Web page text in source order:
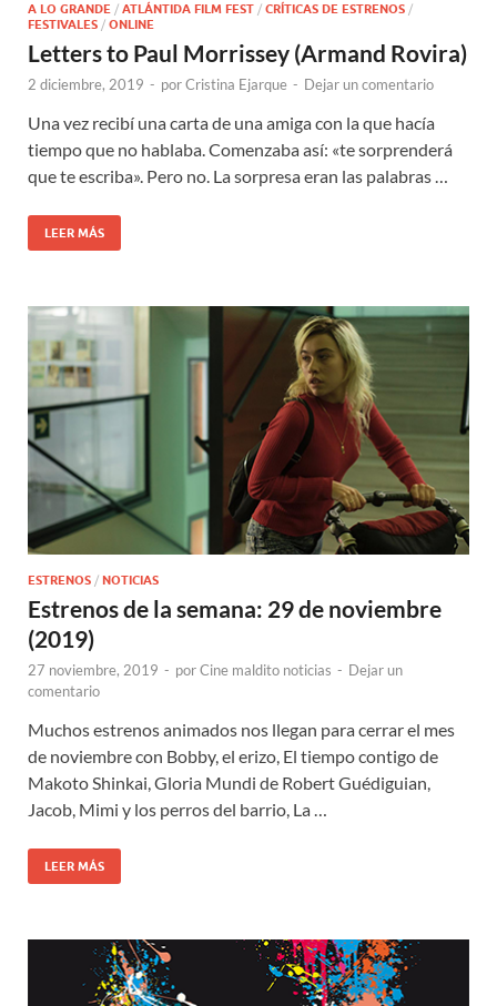
A LO GRANDE / ATLÁNTIDA FILM FEST / CRÍTICAS DE ESTRENOS /
FESTIVALES / ONLINE
Letters to Paul Morrissey (Armand Rovira)
2 diciembre, 2019 - porCristina Ejarque - Dejar un comentario
Una vez recibí una carta de una amiga con la que hacía
tiempo que no hablaba. Comenzaba así: «te sorprenderá
que te escriba». Pero no. La sorpresa eran las palabras …
LEER MÁS
ESTRENOS / NOTICIAS
Estrenos de la semana: 29 de noviembre
(2019)
27 noviembre, 2019 - porCine maldito noticias - Dejar un
comentario
Muchos estrenos animados nos llegan para cerrar el mes
de noviembre con Bobby, el erizo, El tiempo contigo de
Makoto Shinkai, Gloria Mundi de Robert Guédiguian,
Jacob, Mimi y los perros del barrio, La …
LEER MÁS